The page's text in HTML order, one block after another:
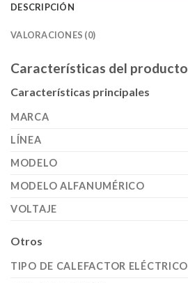
DESCRIPCIÓN
VALORACIONES (0)
Características del producto
Características principales
MARCA
LÍNEA
MODELO
MODELO ALFANUMÉRICO
VOLTAJE
Otros
TIPO DE CALEFACTOR ELÉCTRICO